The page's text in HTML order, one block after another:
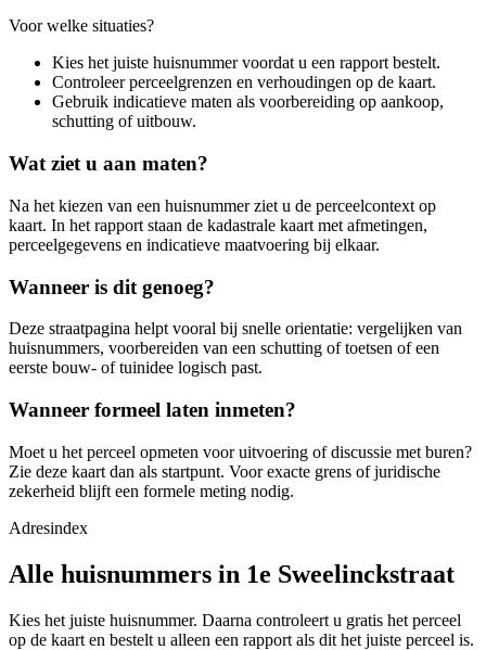
Voor welke situaties?
Kies het juiste huisnummer voordat u een rapport bestelt.
Controleer perceelgrenzen en verhoudingen op de kaart.
Gebruik indicatieve maten als voorbereiding op aankoop,
schutting of uitbouw.
Wat ziet u aan maten?
Na het kiezen van een huisnummer ziet u de perceelcontext op
kaart. In het rapport staan de kadastrale kaart met afmetingen,
perceelgegevens en indicatieve maatvoering bij elkaar.
Wanneer is dit genoeg?
Deze straatpagina helpt vooral bij snelle orientatie: vergelijken van
huisnummers, voorbereiden van een schutting of toetsen of een
eerste bouw- of tuinidee logisch past.
Wanneer formeel laten inmeten?
Moet u het perceel opmeten voor uitvoering of discussie met buren?
Zie deze kaart dan als startpunt. Voor exacte grens of juridische
zekerheid blijft een formele meting nodig.
Adresindex
Alle huisnummers in 1e Sweelinckstraat
Kies het juiste huisnummer. Daarna controleert u gratis het perceel
op de kaart en bestelt u alleen een rapport als dit het juiste perceel is.